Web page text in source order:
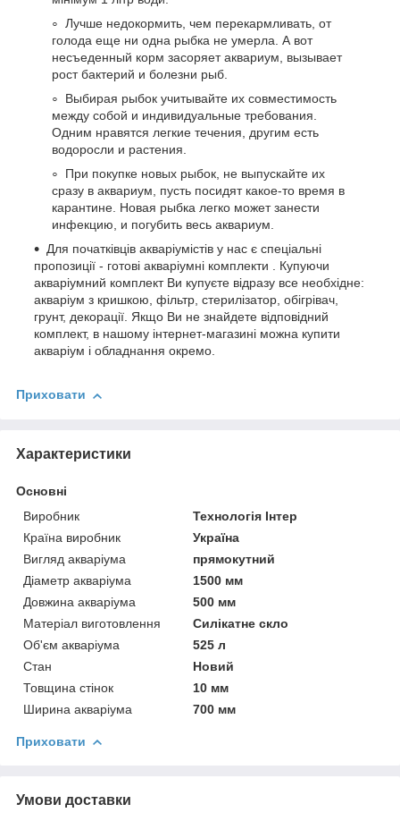
Лучше недокормить, чем перекармливать, от
голода еще ни одна рыбка не умерла. А вот
несъеденный корм засоряет аквариум, вызывает
рост бактерий и болезни рыб.
Выбирая рыбок учитывайте их совместимость
между собой и индивидуальные требования.
Одним нравятся легкие течения, другим есть
водоросли и растения.
При покупке новых рыбок, не выпускайте их
сразу в аквариум, пусть посидят какое-то время в
карантине. Новая рыбка легко может занести
инфекцию, и погубить весь аквариум.
Для початківців акваріумістів у нас є спеціальні
пропозиції - готові акваріумні комплекти . Купуючи
акваріумний комплект Ви купуєте відразу все необхідне:
акваріум з кришкою, фільтр, стерилізатор, обігрівач,
грунт, декорації. Якщо Ви не знайдете відповідний
комплект, в нашому інтернет-магазині можна купити
акваріум і обладнання окремо.
Приховати
Характеристики
Основні
Виробник
Технологія Інтер
Країна виробник
Україна
Вигляд акваріума
прямокутний
Діаметр акваріума
1500 мм
Довжина акваріума
500 мм
Матеріал виготовлення
Силікатне скло
Об'єм акваріума
525 л
Стан
Новий
Товщина стінок
10 мм
Ширина акваріума
700 мм
Приховати
Умови доставки